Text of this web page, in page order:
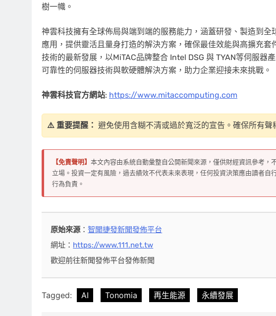
樹一幟。
神雲科技擁有全球佈局與端到端的服務能力，涵蓋研發、製造到全
應用，提供靈活且量身打造的解決方案，確保最佳效能與高擴充
技術的最新發展，以MiTAC品牌整合 Intel DSG 與 TYAN等伺服器
可靠性的伺服器技術與軟硬體解決方案，助力企業迎接未來挑戰。
神雲科技官方網站: https://www.mitaccomputing.com
⚠️ 重要提醒： 避免使用含糊不清或過於寬泛的宣告。確保所有聲
【免責聲明】 本文內容由系統自動彙整自公開新聞來源，僅供財經資訊參考，
立場。投資一定有風險，過去績效不代表未來表現，任何投資決策應由讀者
行為負責。
原始來源 ：智聞捷發新聞發佈平台
網址： https://www.111.net.tw
歡迎前往新聞發佈平台發佈新聞
Tagged: AI Tonomia 再生能源 永續發展